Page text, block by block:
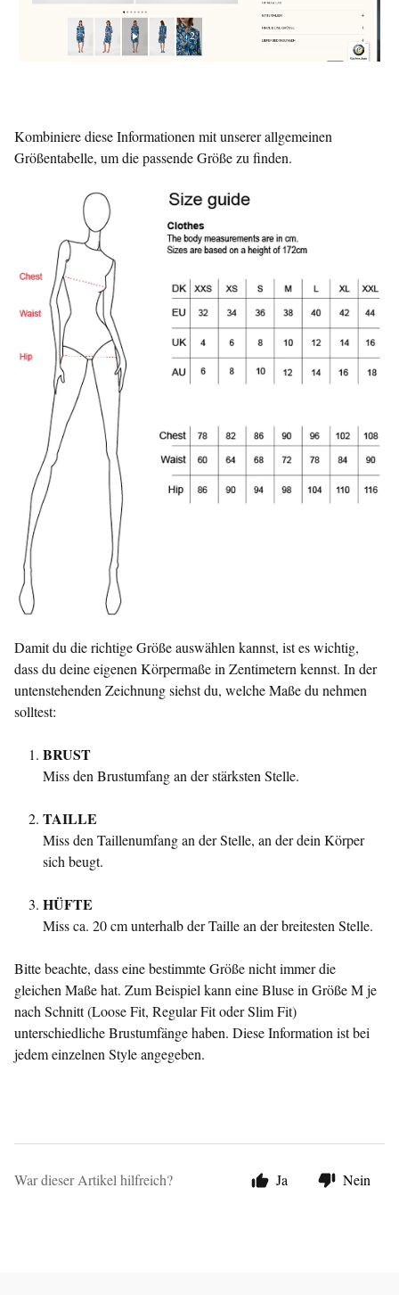
Kombiniere diese Informationen mit unserer allgemeinen
Größentabelle, um die passende Größe zu finden.
Damit du die richtige Größe auswählen kannst, ist es wichtig,
dass du deine eigenen Körpermaße in Zentimetern kennst. In der
untenstehenden Zeichnung siehst du, welche Maße du nehmen
solltest:
BRUST
Miss den Brustumfang an der stärksten Stelle.
TAILLE
Miss den Taillenumfang an der Stelle, an der dein Körper
sich beugt.
HÜFTE
Miss ca. 20 cm unterhalb der Taille an der breitesten Stelle.
Bitte beachte, dass eine bestimmte Größe nicht immer die
gleichen Maße hat. Zum Beispiel kann eine Bluse in Größe M je
nach Schnitt (Loose Fit, Regular Fit oder Slim Fit)
unterschiedliche Brustumfänge haben. Diese Information ist bei
jedem einzelnen Style angegeben.
War dieser Artikel hilfreich? Ja Nein